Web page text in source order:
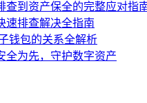
查到资产保全的完整应对指
速排查解决全指南
钱包的关系全解析
全为先，守护数字资产